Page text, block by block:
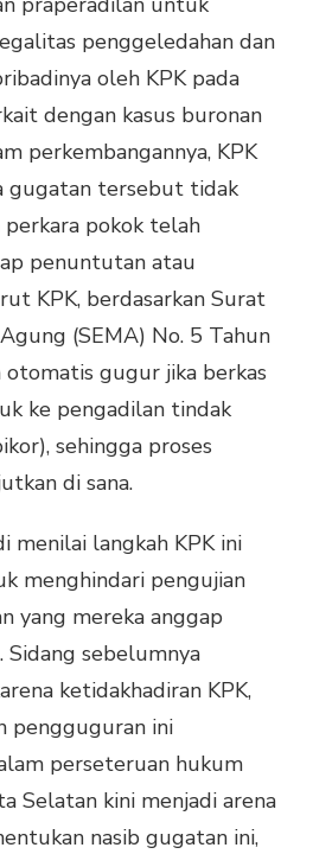
penggeledahan dan
oleh KPK pada
dengan kasus buronan
perkembangannya, KPK
gugatan tersebut tidak
pokok telah
penuntutan atau
KPK, berdasarkan Surat
(SEMA) No. 5 Tahun
gugur jika berkas
ke pengadilan tindak
sehingga proses
di sana.
menilai langkah KPK ini
menghindari pengujian
yang mereka anggap
Sidang sebelumnya
ketidakhadiran KPK,
pengguguran ini
perseteruan hukum
Selatan kini menjadi arena
nasib gugatan ini,